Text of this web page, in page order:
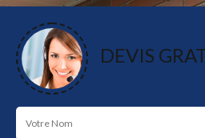
NOS RÉALISATIONS
DEVIS